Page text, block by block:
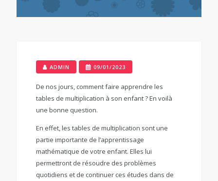
ADMIN 09/01/2023
De nos jours, comment faire apprendre les
tables de multiplication à son enfant ? En voilà
une bonne question.
En effet, les tables de multiplication sont une
partie importante de l’apprentissage
mathématique de votre enfant. Elles lui
permettront de résoudre des problèmes
quotidiens et de continuer ces études dans de